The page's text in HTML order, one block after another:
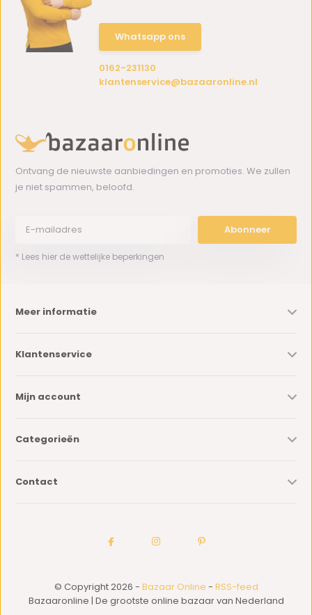
Whatsapp ons
0162-231130
klantenservice@bazaaronline.nl
Ontvang de nieuwste aanbiedingen en promoties. We zullen
je niet spammen, beloofd.
Abonneer
* Lees hier de wettelijke beperkingen
Meer informatie
Klantenservice
Mijn account
Categorieën
Contact
© Copyright 2026 - Bazaar Online - RSS-feed
Bazaaronline | De grootste online bazaar van Nederland